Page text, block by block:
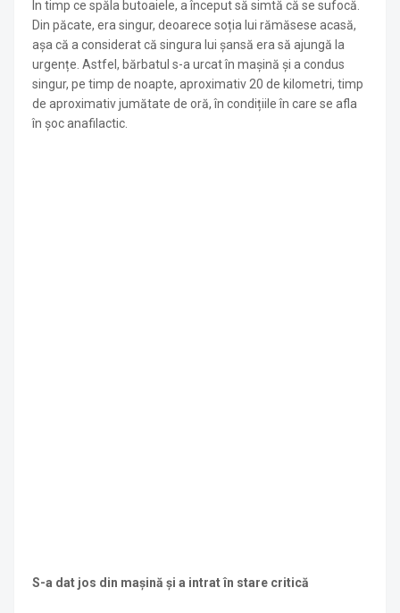
În timp ce spăla butoaiele, a început să simtă că se sufocă.
Din păcate, era singur, deoarece soția lui rămăsese acasă,
așa că a considerat că singura lui șansă era să ajungă la
urgențe. Astfel, bărbatul s-a urcat în mașină și a condus
singur, pe timp de noapte, aproximativ 20 de kilometri, timp
de aproximativ jumătate de oră, în condițiile în care se afla
în șoc anafilactic.
S-a dat jos din mașină și a intrat în stare critică